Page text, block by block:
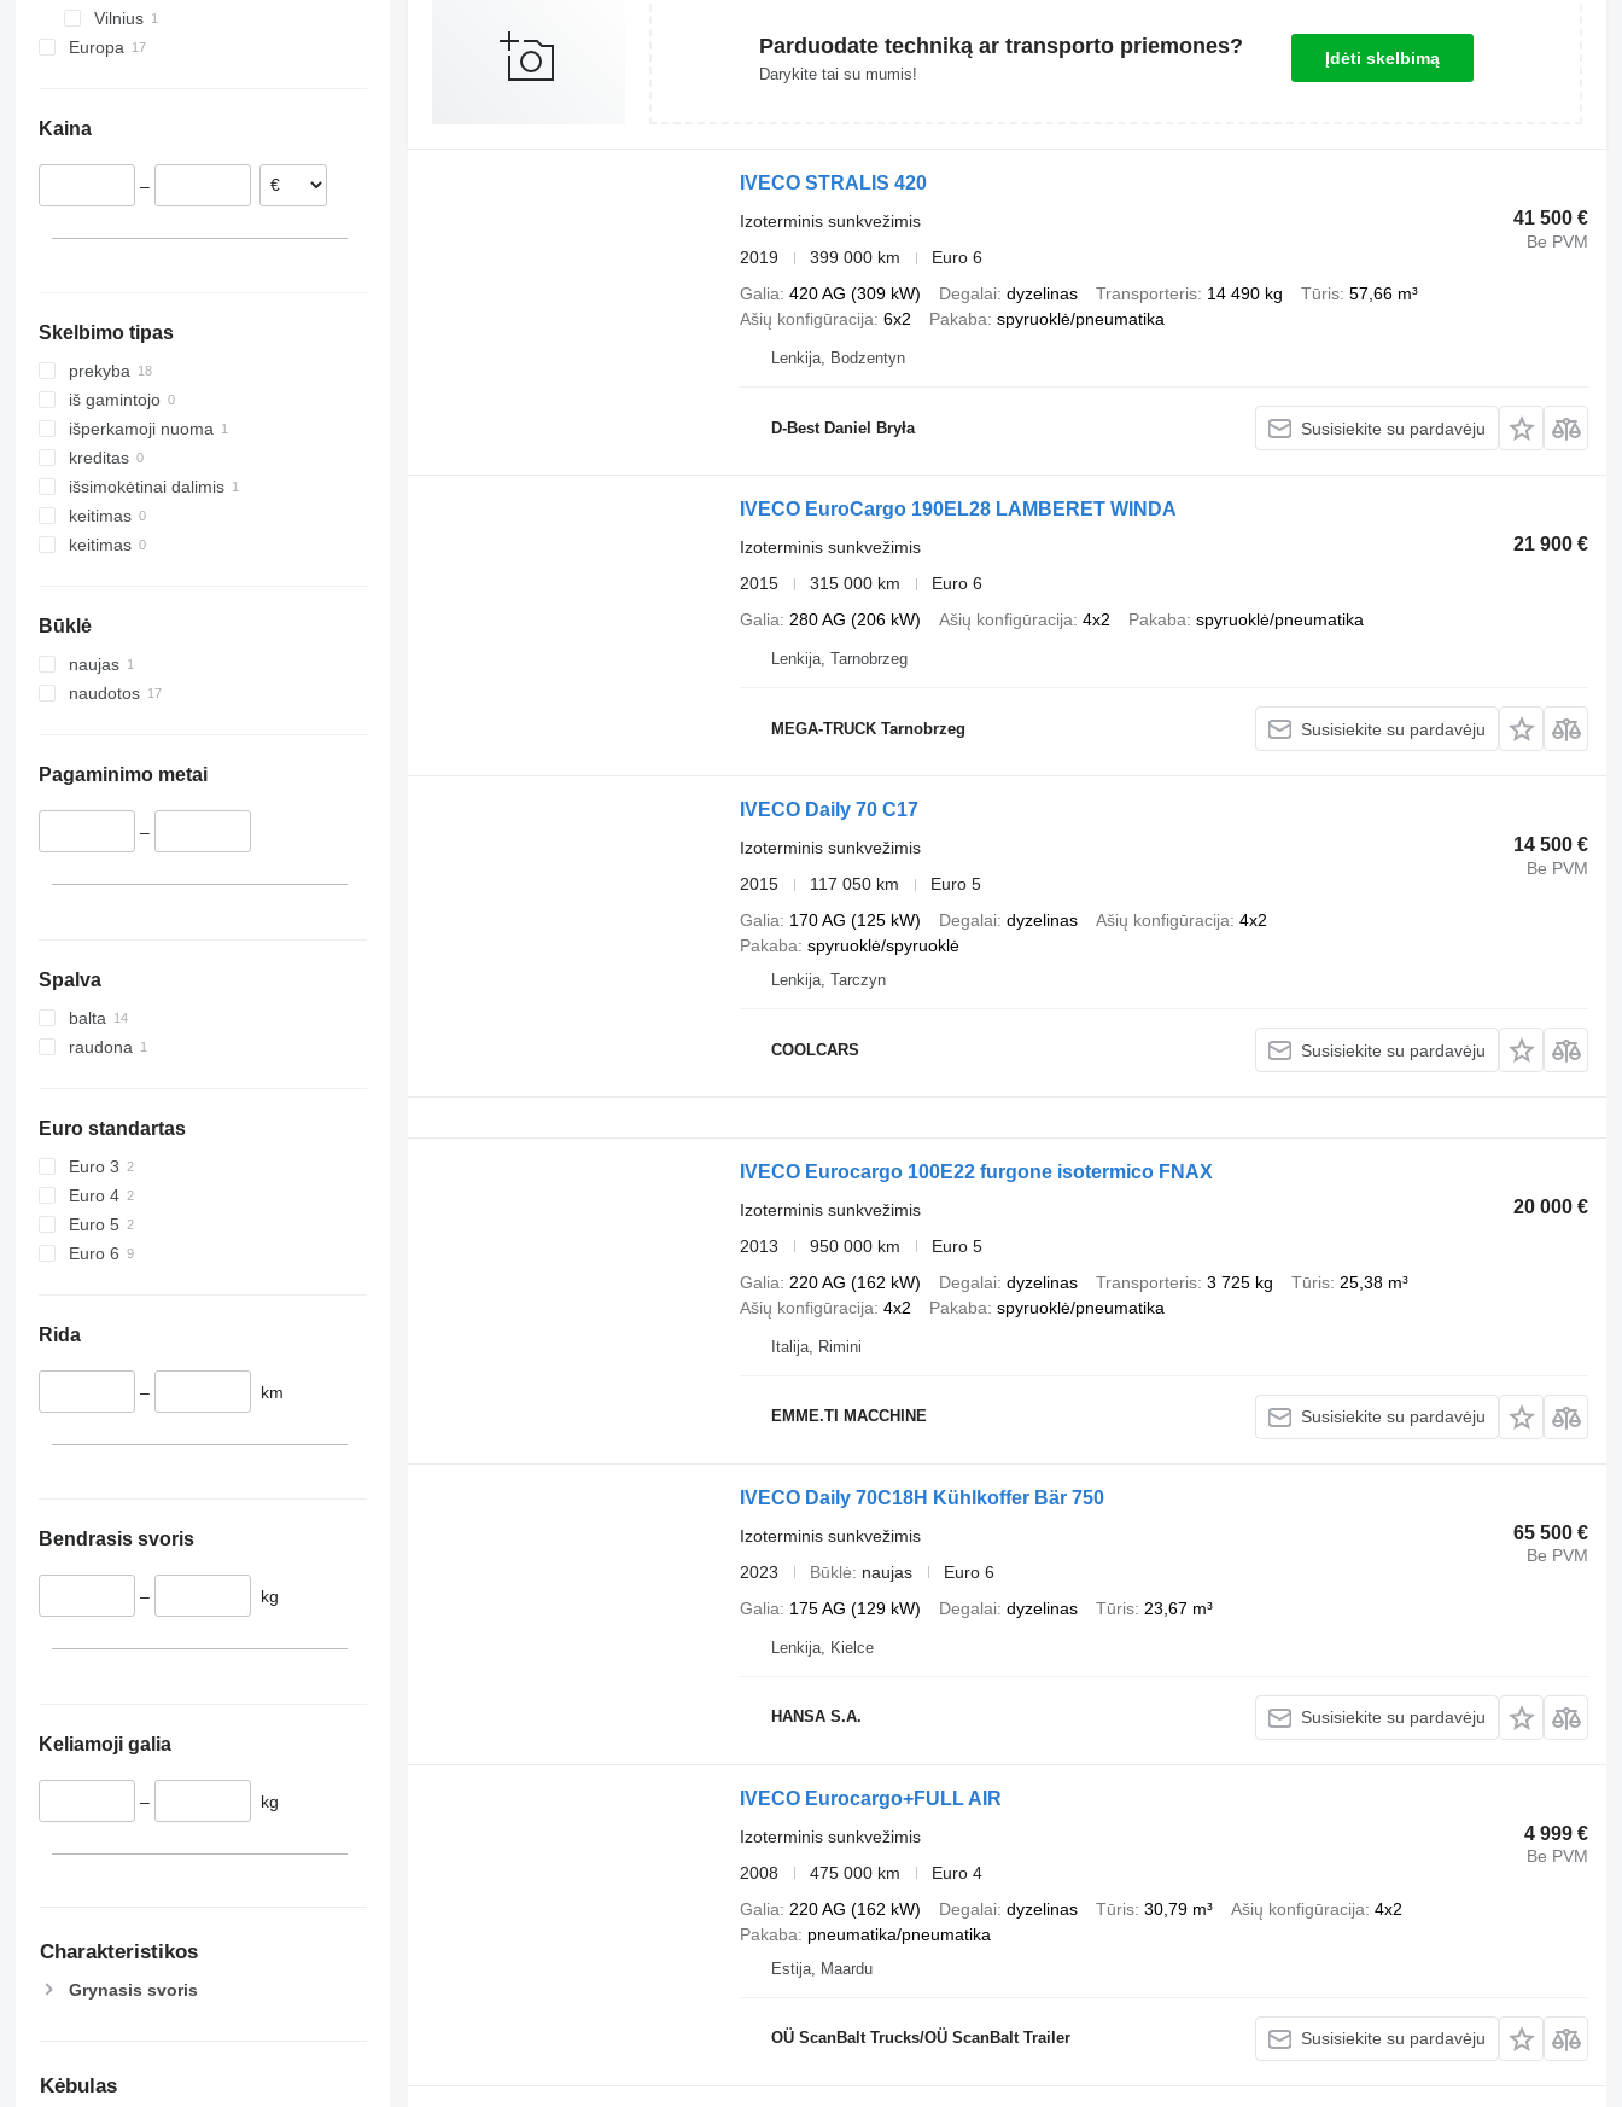
Vilnius
Europa
Estija
Čekija
Kaina
–
Skelbimo tipas
prekyba
iš gamintojo
išperkamoji nuoma
kreditas
išsimokėtinai dalimis
keitimas
keitimas
Būklė
naujas
naudotos
Pagaminimo metai
–
Spalva
balta
raudona
Euro standartas
Euro 3
Euro 4
Euro 5
Euro 6
Rida
– km
Bendrasis svoris
– kg
Keliamoji galia
– kg
Charakteristikos
Grynasis svoris
Kėbulas
Parduodate techniką ar transporto priemones?
Darykite tai su mumis!
Įdėti skelbimą
IVECO STRALIS 420
41 500 €
Be PVM
Izoterminis sunkvežimis
2019
399 000 km
Euro 6
Galia 420 AG (309 kW) Degalai dyzelinas Transporteris 14 490 kg Tūris 57,66 m³
Ašių konfigūracija 6x2 Pakaba spyruoklė/pneumatika
Lenkija, Bodzentyn
D-Best Daniel Bryła Susisiekite su pardavėju
IVECO EuroCargo 190EL28 LAMBERET WINDA
21 900 €
Izoterminis sunkvežimis
2015
315 000 km
Euro 6
Galia
280 AG (206 kW) Ašių konfigūracija 4x2 Pakaba spyruoklė/pneumatika
Lenkija, Tarnobrzeg
MEGA-TRUCK Tarnobrzeg Susisiekite su pardavėju
IVECO Daily 70 C17
14 500 €
Be PVM
Izoterminis sunkvežimis
2015
117 050 km
Euro 5
Galia
170 AG (125 kW) Degalai dyzelinas Ašių konfigūracija 4x2
Pakaba spyruoklė/spyruoklė
Lenkija, Tarczyn
COOLCARS Susisiekite su pardavėju
IVECO Eurocargo 100E22 furgone isotermico FNAX
20 000 €
Izoterminis sunkvežimis
2013
950 000 km
Euro 5
Galia
220 AG (162 kW) Degalai dyzelinas Transporteris 3 725 kg Tūris 25,38 m³
Ašių konfigūracija 4x2 Pakaba spyruoklė/pneumatika
Italija, Rimini
EMME.TI MACCHINE Susisiekite su pardavėju
IVECO Daily 70C18H Kühlkoffer Bär 750
65 500 €
Be PVM
Izoterminis sunkvežimis
2023
Būklė naujas
Euro 6
Galia
175 AG (129 kW) Degalai dyzelinas Tūris 23,67 m³
Lenkija, Kielce
HANSA S.A. Susisiekite su pardavėju
IVECO Eurocargo+FULL AIR
4 999 €
Be PVM
Izoterminis sunkvežimis
2008
475 000 km
Euro 4
Galia
220 AG (162 kW) Degalai dyzelinas Tūris 30,79 m³ Ašių konfigūracija 4x2
Pakaba
pneumatika/pneumatika
Estija, Maardu
OÜ ScanBalt Trucks/OÜ ScanBalt Trailer Susisiekite su pardavėju